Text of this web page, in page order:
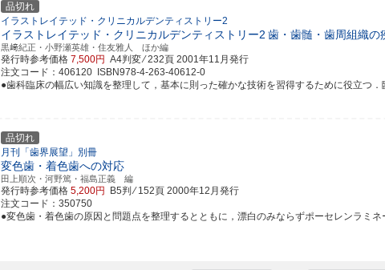
品切れ
イラストレイテッド・クリニカルデンティストリー2
イラストレイテッド・クリニカルデンティストリー2 歯・歯髄・歯周組織の
黒﨑紀正・小野瀬英雄・住友雅人 ほか編
発行時参考価格 7,500円 A4判変 ⁄ 232頁 2001年11月発行
注文コード：406120 ISBN978-4-263-40612-0
●歯科臨床の幅広い知識を整理して，基本に則った確かな技術を習得するために役立つ
品切れ
月刊「歯界展望」別冊
変色歯・着色歯への対応
田上順次・河野篤・福島正義 編
発行時参考価格 5,200円 B5判 ⁄ 152頁 2000年12月発行
注文コード：350750
●変色歯・着色歯の原因と問題点を整理するとともに，漂白のみならずポーセレンラミ